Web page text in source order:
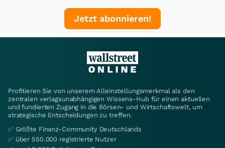
Jetzt abonnieren!
Profitieren Sie von unserem Alleinstellungsmerkmal als den
zentralen verlagsunabhängigen Wissens-Hub für einen aktuellen
und fundierten Zugang in die Börsen- und Wirtschaftswelt, um
strategische Entscheidungen zu treffen.
✅ Größte Finanz-Community Deutschlands
✅ über 550.000 registrierte Nutzer